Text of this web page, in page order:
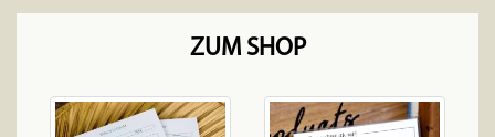
ZUM SHOP